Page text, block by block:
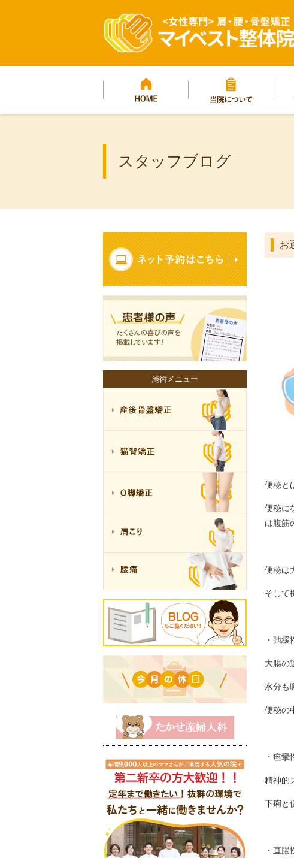
マイベスト整体院グルー
プ
スタッフブログ
お
便秘と
便秘に
は腹筋
便秘は
そして
・弛緩
大腸の
水分も
便秘の
・痙攣
精神的
下痢と
・直腸
施術メニュー